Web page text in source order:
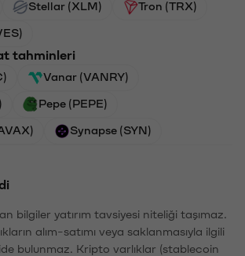
Stellar (XLM) Tron (TRX)
tahminleri
Vanar (VANRY)
Pepe (PEPE)
Synapse (SYN)
bilgiler yatırım tavsiyesi niteliği taşımaz.
alım-satımı veya saklanmasıyla ilgili
bulunmaz. Kripto varlıklar (stablecoin